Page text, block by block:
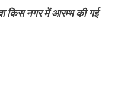
किस नगर में आरम्भ की गई